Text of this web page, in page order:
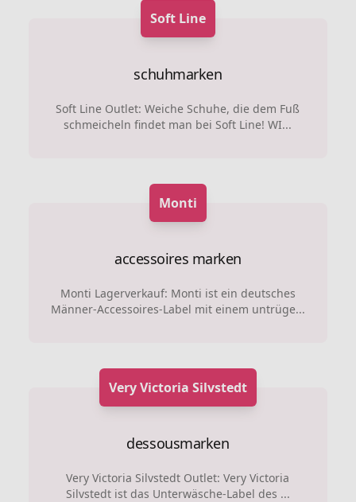
Soft Line
schuhmarken
Soft Line Outlet: Weiche Schuhe, die dem Fuß
schmeicheln findet man bei Soft Line! WI...
Monti
accessoires marken
Monti Lagerverkauf: Monti ist ein deutsches
Männer-Accessoires-Label mit einem untrüge...
Very Victoria Silvstedt
dessousmarken
Very Victoria Silvstedt Outlet: Very Victoria
Silvstedt ist das Unterwäsche-Label des ...